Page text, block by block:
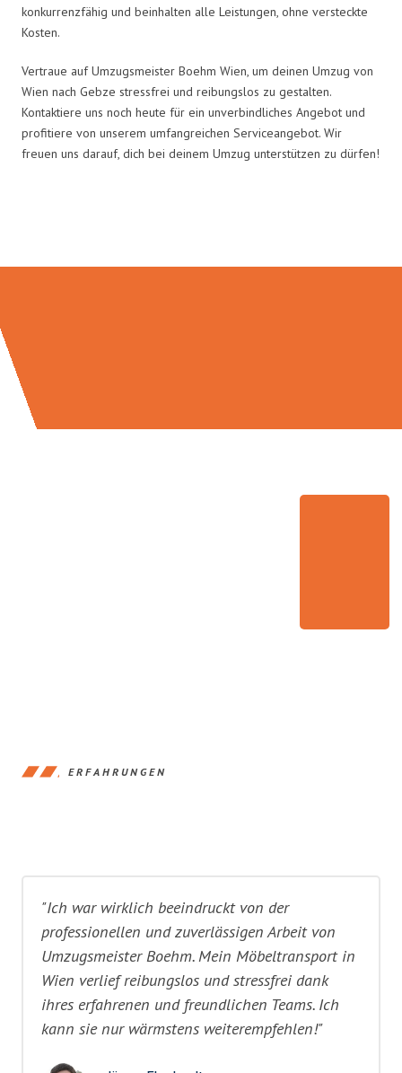
konkurrenzfähig und beinhalten alle Leistungen, ohne versteckte
Kosten.
Vertraue auf Umzugsmeister Boehm Wien, um deinen Umzug von
Wien nach Gebze stressfrei und reibungslos zu gestalten.
Kontaktiere uns noch heute für ein unverbindliches Angebot und
profitiere von unserem umfangreichen Serviceangebot. Wir
freuen uns darauf, dich bei deinem Umzug unterstützen zu dürfen!
ERFAHRUNGEN
"Ich war wirklich beeindruckt von der
professionellen und zuverlässigen Arbeit von
Umzugsmeister Boehm. Mein Möbeltransport in
Wien verlief reibungslos und stressfrei dank
ihres erfahrenen und freundlichen Teams. Ich
kann sie nur wärmstens weiterempfehlen!"